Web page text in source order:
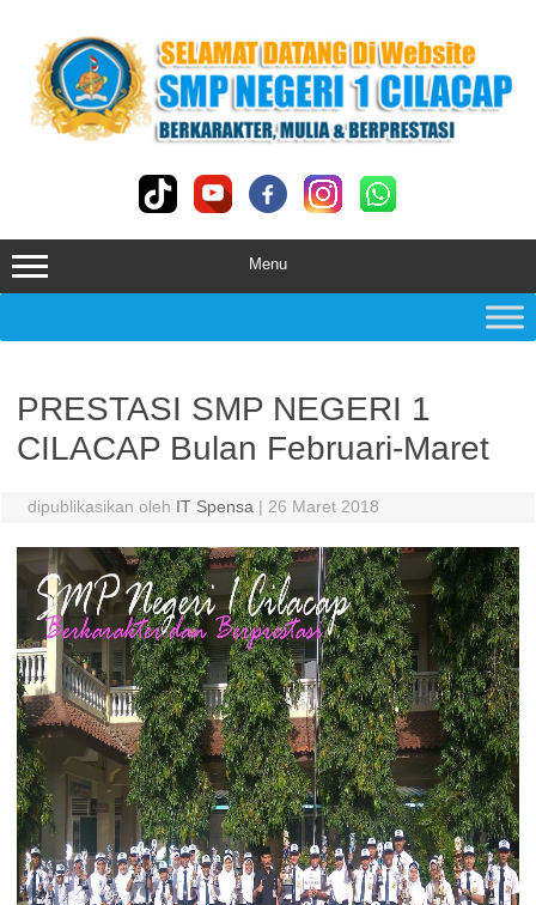
content
Menu
PRESTASI SMP NEGERI 1
CILACAP Bulan Februari-Maret
dipublikasikan oleh IT Spensa | 26 Maret 2018